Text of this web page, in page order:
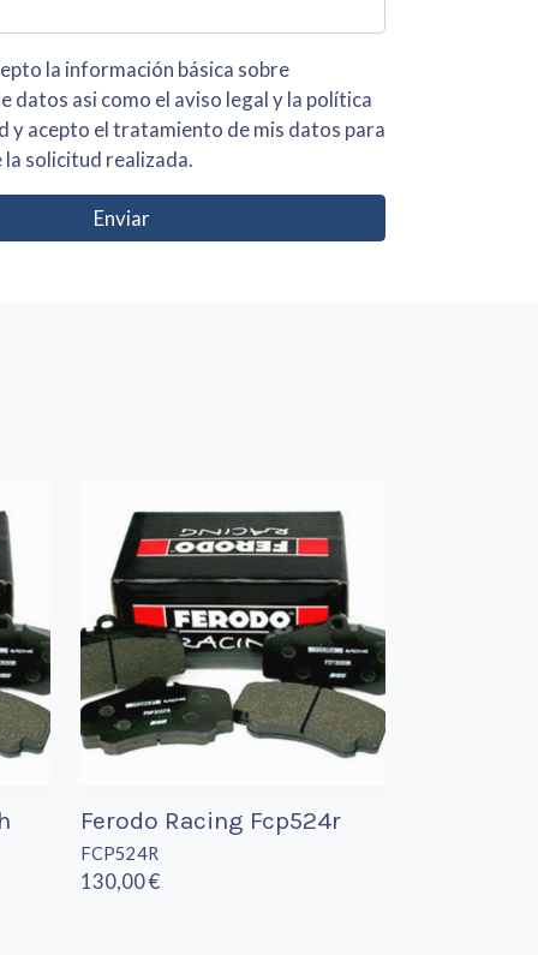
sobre
legal y la política
solicitud realizada.
Enviar
Ferodo Racing Fcp524r
FCP524R
130,00 €